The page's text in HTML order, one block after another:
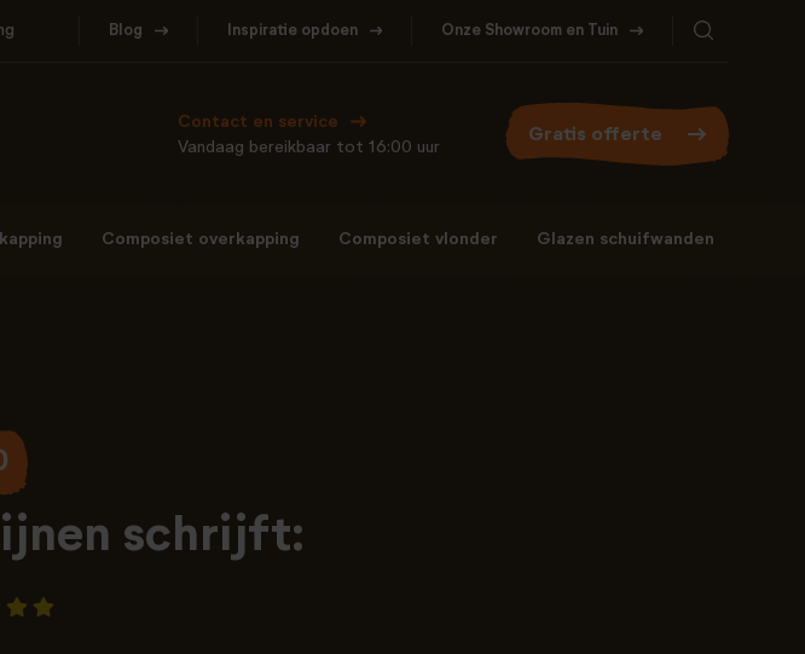
Blog Inspiratie opdoen Onze Showroom en Tuin
Contact en service
Vandaag bereikbaar tot 16:00 uur
Gratis offerte
Composiet overkapping Composiet vlonder Glazen schuifwanden
schrijft: